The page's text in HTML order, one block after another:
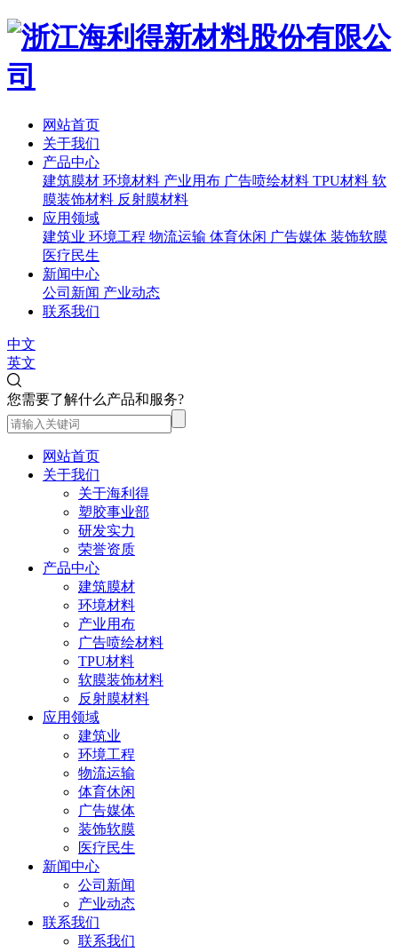
网站首页
关于我们
产品中心
建筑膜材 环境材料 产业用布 广告喷绘材料 TPU材料 软
膜装饰材料 反射膜材料
应用领域
建筑业 环境工程 物流运输 体育休闲 广告媒体 装饰软膜
医疗民生
新闻中心
公司新闻 产业动态
联系我们
中文
英文
您需要了解什么产品和服务?
网站首页
关于我们
关于海利得
塑胶事业部
研发实力
荣誉资质
产品中心
建筑膜材
环境材料
产业用布
广告喷绘材料
TPU材料
软膜装饰材料
反射膜材料
应用领域
建筑业
环境工程
物流运输
体育休闲
广告媒体
装饰软膜
医疗民生
新闻中心
公司新闻
产业动态
联系我们
联系我们